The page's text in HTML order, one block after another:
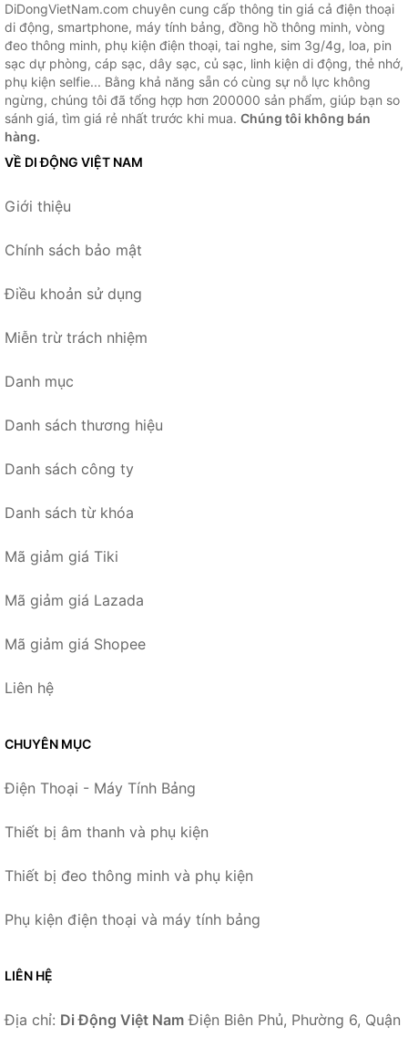
DiDongVietNam.com chuyên cung cấp thông tin giá cả điện thoại
di động, smartphone, máy tính bảng, đồng hồ thông minh, vòng
đeo thông minh, phụ kiện điện thoại, tai nghe, sim 3g/4g, loa, pin
sạc dự phòng, cáp sạc, dây sạc, củ sạc, linh kiện di động, thẻ nhớ,
phụ kiện selfie... Bằng khả năng sẵn có cùng sự nỗ lực không
ngừng, chúng tôi đã tổng hợp hơn 200000 sản phẩm, giúp bạn so
sánh giá, tìm giá rẻ nhất trước khi mua. Chúng tôi không bán
hàng.
VỀ DI ĐỘNG VIỆT NAM
Giới thiệu
Chính sách bảo mật
Điều khoản sử dụng
Miễn trừ trách nhiệm
Danh mục
Danh sách thương hiệu
Danh sách công ty
Danh sách từ khóa
Mã giảm giá Tiki
Mã giảm giá Lazada
Mã giảm giá Shopee
Liên hệ
CHUYÊN MỤC
Điện Thoại - Máy Tính Bảng
Thiết bị âm thanh và phụ kiện
Thiết bị đeo thông minh và phụ kiện
Phụ kiện điện thoại và máy tính bảng
LIÊN HỆ
Địa chỉ: Di Động Việt Nam Điện Biên Phủ, Phường 6, Quận